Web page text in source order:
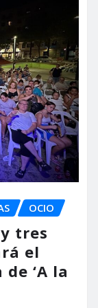
OCIO
tres
el
‘A la